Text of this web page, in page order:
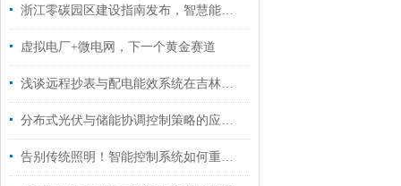
浙江零碳园区建设指南发布，智慧能源平台成为关键抓手
虚拟电厂+微电网，下一个黄金赛道
浅谈远程抄表与配电能效系统在吉林大学学生公寓的研究与应用
分布式光伏与储能协调控制策略的应用分析
告别传统照明！智能控制系统如何重塑轨道交通光环境